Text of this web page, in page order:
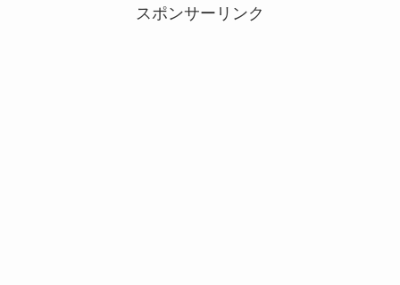
スポンサーリンク